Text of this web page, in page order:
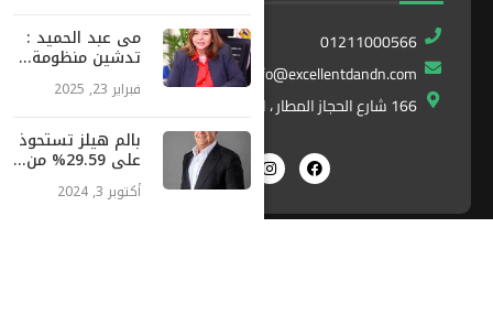
01211000566
info@excellentdandn.com
166 شارع الحجاز المطار ، النزهة ، القاهرة ، مصر
مى عبد الحميد :
تدشين منظومة...
فبراير 23, 2025
بالم هيلز تستحوذ
على 29.59% من...
أكتوبر 3, 2024